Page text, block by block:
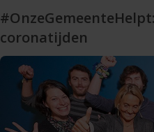
coronatijden